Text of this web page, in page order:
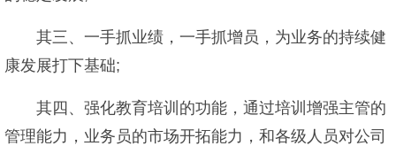
其三、一手抓业绩，一手抓增员，为业务的持续健
康发展打下基础;
其四、强化教育培训的功能，通过培训增强主管的
管理能力，业务员的市场开拓能力，和各级人员对公司